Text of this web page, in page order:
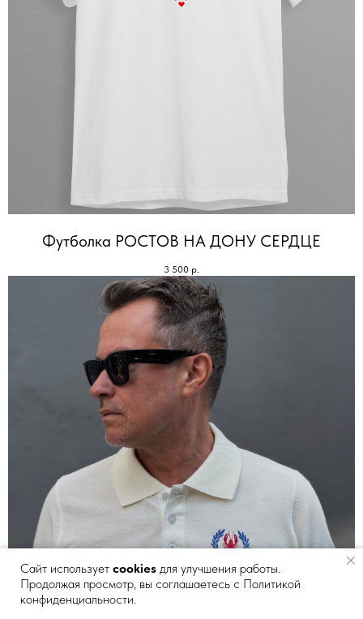
Сайт использует cookies для улучшения работы.
Продолжая просмотр, вы соглашаетесь с Политикой
конфиденциальности.
Футболка РОСТОВ НА ДОНУ СЕРДЦЕ
3 500 р.